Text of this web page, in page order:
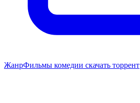
ЖанрФильмы комедии скачать торрент